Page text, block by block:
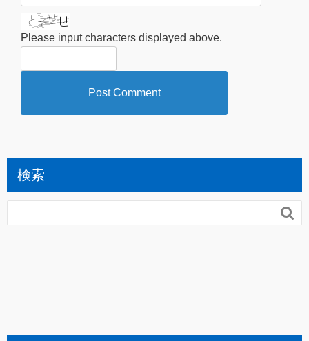
Please input characters displayed above.
検索
